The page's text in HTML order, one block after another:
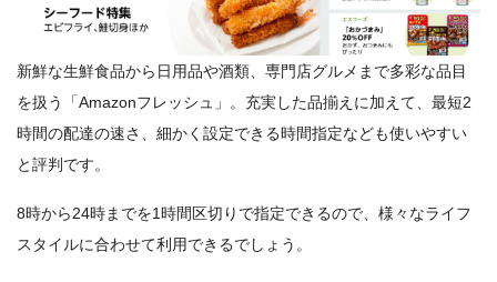
新鮮な生鮮食品から日用品や酒類、専門店グルメまで多彩な品目
を扱う「Amazonフレッシュ」。充実した品揃えに加えて、最短2
時間の配達の速さ、細かく設定できる時間指定なども使いやすい
と評判です。
8時から24時までを1時間区切りで指定できるので、様々なライフ
スタイルに合わせて利用できるでしょう。